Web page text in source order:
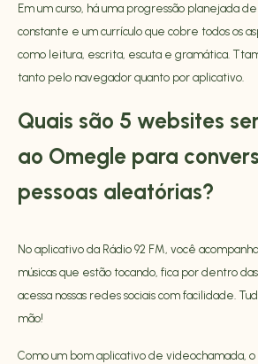
Em um curso, há uma progressão planejada
constante e um currículo que cobre todos os
como leitura, escrita, escuta e gramática.
tanto pelo navegador quanto por aplicativo.
Quais são 5 websites
ao Omegle para
pessoas aleatórias?
No aplicativo da Rádio 92 FM, você
músicas que estão tocando, fica por dentro
acessa nossas redes sociais com facilidade.
mão!
Como um bom aplicativo de videochamada,